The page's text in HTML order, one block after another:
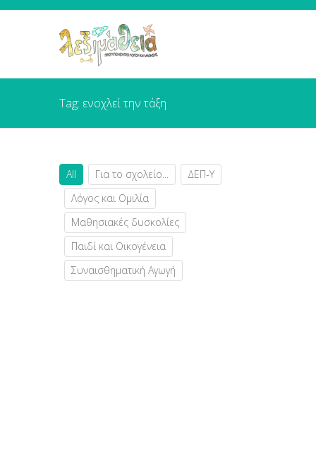
Tag: ενοχλεί την τάξη
All Για το σχολείο...
ΔΕΠ-Υ
Λόγος και Ομιλία
Μαθησιακές δυσκολίες
Παιδί και Οικογένεια
Συναισθηματική Αγωγή